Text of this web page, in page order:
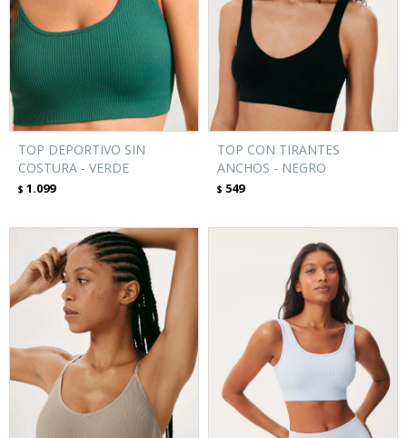
TOP DEPORTIVO SIN
COSTURA - VERDE
$ 1.099
TOP CON TIRANTES
ANCHOS - NEGRO
$ 549